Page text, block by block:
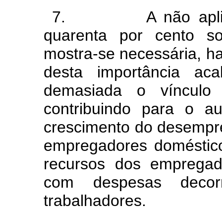
7. A não
quarenta por cento
mostra-se necessária,
desta importância
demasiada o
contribuindo para o
crescimento do
empregadores
recursos dos
com despesas
trabalhadores.